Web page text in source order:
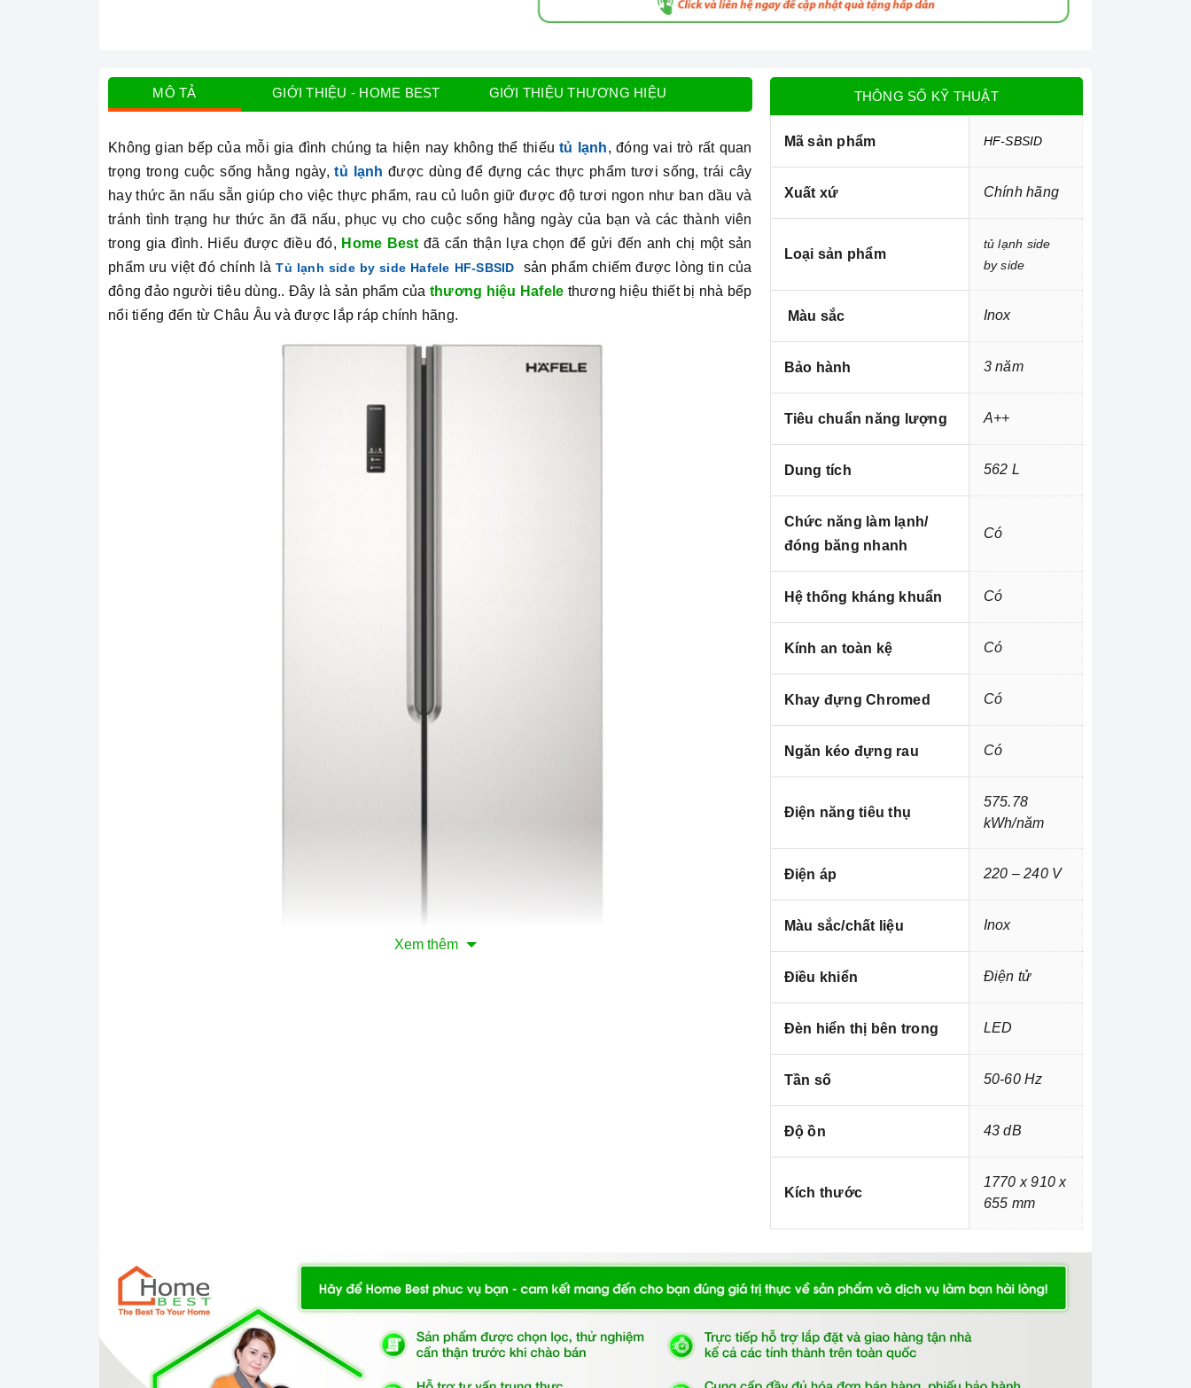
MÔ TẢ GIỚI THIỆU - HOME BEST GIỚI THIỆU THƯƠNG HIỆU
Không gian bếp của mỗi gia đình chúng ta hiện nay không thể thiếu tủ lạnh, đóng vai trò rất quan
trọng trong cuộc sống hằng ngày,tủ lạnh được dùng để đựng các thực phẩm tươi sống, trái cây
hay thức ăn nấu sẵn giúp cho việc thực phẩm, rau củ luôn giữ được độ tươi ngon như ban dầu và
tránh tình trạng hư thức ăn đã nấu, phục vụ cho cuộc sống hằng ngày của bạn và các thành viên
trong gia đình. Hiểu được điều đó, Home Best đã cẩn thận lựa chọn để gửi đến anh chị một sản
phẩm ưu việt đó chính làTủ lạnh side by side Hafele HF-SBSID
sản phẩm chiếm được lòng tin của
đông đảo người tiêu dùng.. Đây là sản phẩm của thương hiệu Hafele thương hiệu thiết bị nhà bếp
nổi tiếng đến từ Châu Âu và được lắp ráp chính hãng.
lượng 15-20% năng lượng tiêu thụ.
2. Các chức năng, hệ thống trên
Tủ lạnh side by side Hafele HF-SBSID
với chế độ làm đá giúp cho bạn tiết kiệm thời gian làm đá
nhanh chóng và tiện lợi hơn.Tủ lạnh HF-SBSID 534.14.020 có hệ thống đèn led giúp bạn quan sát
được nội thất bên trong tủ, đèn LED sử dụng ít điện năng hơn so với bóng đèn thông thường và
Xem thêm
THÔNG SỐ KỸ THUẬT
Mã sản phẩm HF-SBSID
Xuất xứ Chính hãng
Loại sản phẩm
tủ lạnh side
by side
Màu sắc Inox
Bảo hành 3 năm
Tiêu chuẩn năng lượng A++
Dung tích 562 L
Chức năng làm lạnh/
đóng băng nhanh
Có
Hệ thống kháng khuẩn Có
Kính an toàn kệ Có
Khay đựng Chromed Có
Ngăn kéo đựng rau Có
Điện năng tiêu thụ
575.78
kWh/năm
Điện áp 220 – 240 V
Màu sắc/chất liệu Inox
Điều khiển Điện tử
Đèn hiển thị bên trong LED
Tần số 50-60 Hz
Độ ồn 43 dB
Kích thước
1770 x 910 x
655 mm